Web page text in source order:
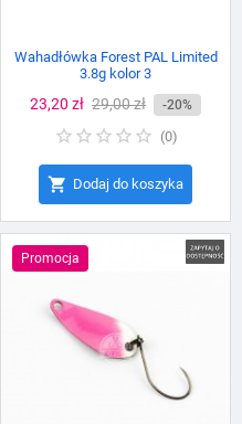
Wahadłówka Forest PAL Limited
3.8g kolor 3
Cena
23,20 zł Cena
podstawowa
29,00 zł -20%
(0)
 Dodaj do koszyka
Promocja